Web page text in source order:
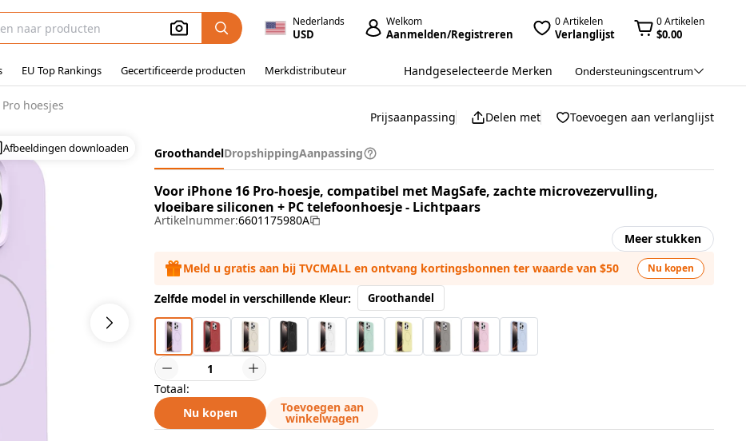
Nederlands
USD
Welkom
Aanmelden/Registreren
0 Artikelen
Verlanglijst
0 Artikelen
$0.00
EU Top Rankings Gecertificeerde producten Merkdistributeur Handgeselecteerde Merken Ondersteuningscentrum
hoesjes
Afbeeldingen downloaden
Prijsaanpassing Delen met Toevoegen aan verlanglijst
GroothandelDropshippingAanpassing
Voor iPhone 16 Pro-hoesje, compatibel met MagSafe, zachte microvezervulling,
vloeibare siliconen + PC telefoonhoesje - Lichtpaars
Artikelnummer:6601175980A
Meer stukken
Meld u gratis aan bij TVCMALL en ontvang kortingsbonnen ter waarde van $50
Nu kopen
Zelfde model in verschillende Kleur: Groothandel
Totaal:
Nu kopen
Toevoegen aan
winkelwagen